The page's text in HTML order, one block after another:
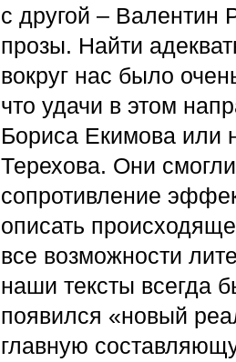
с другой – Валентин
прозы. Найти
вокруг нас было
что удачи в этом
Бориса Екимова или
Терехова. Они
сопротивление
описать
все возможности
наши тексты всегда
появился «новый
главную